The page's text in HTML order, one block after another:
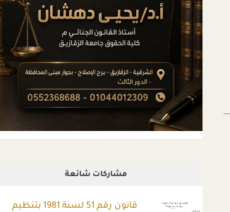
مشاركات شائعة
قانون رقم 51 لسنة 1981 بتنظيم